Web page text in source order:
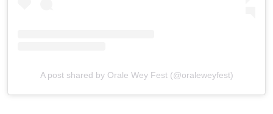
A post shared by Orale Wey Fest (@oraleweyfest)